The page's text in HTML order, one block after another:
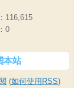
116,615
0
本站
(如何使用RSS)